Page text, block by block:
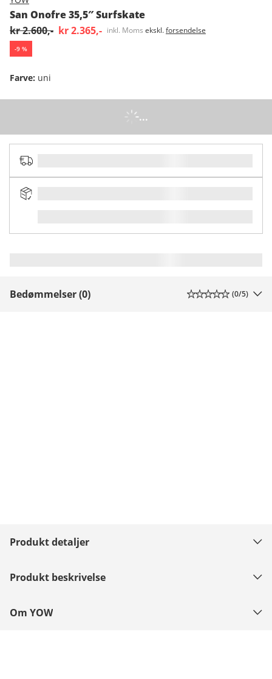
San Onofre 35,5″ Surfskate
kr 2.600,- kr 2.365,- inkl. Moms ekskl.forsendelse
-9 %
Farve: uni
...
Bedømmelser (0) (0/5)
Produkt detaljer
Produkt beskrivelse
Om YOW